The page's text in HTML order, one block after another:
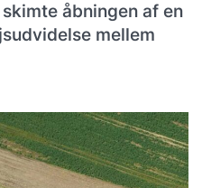
åbningen af en
mellem